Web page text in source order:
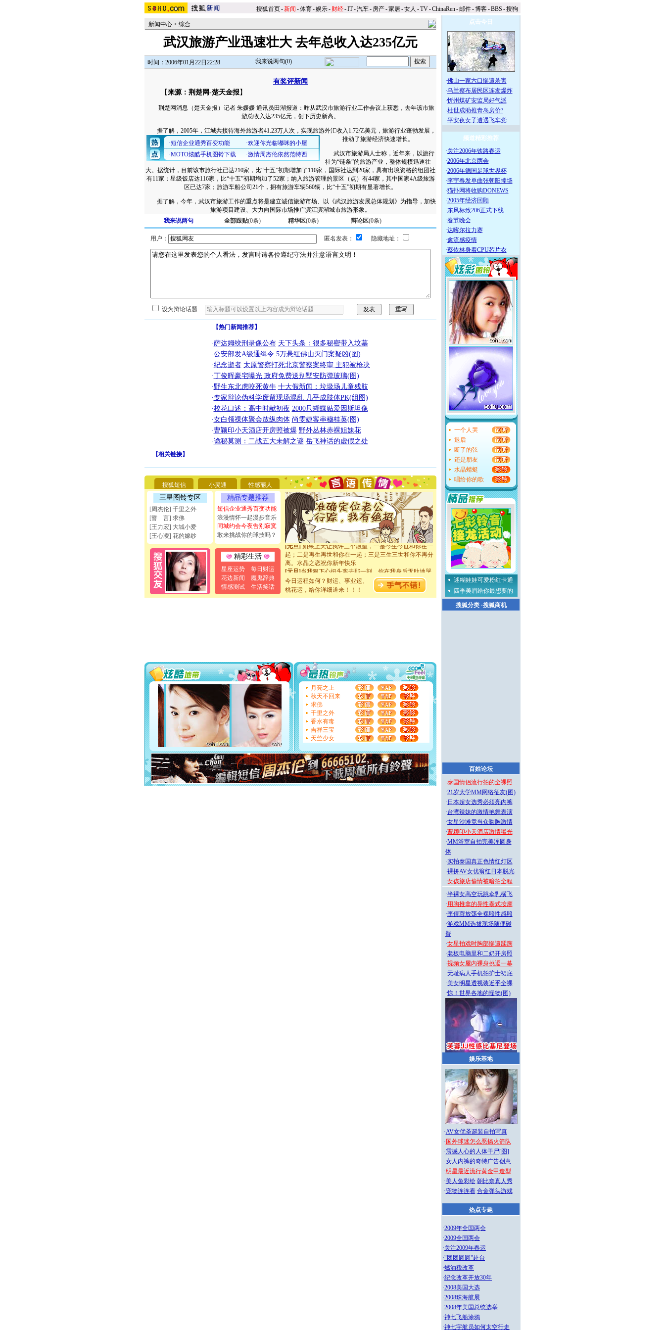
搜狐首页-新闻 -体育-娱乐- 财经-IT-汽车- 房产-家居-女人 -TV-ChinaRen-邮件-博客-BBS -搜狗
新闻中心 > 综合
武汉旅游产业迅速壮大 去年总收入达235亿元
时间：2006年01月22日22:28 我来说两句(0)
有奖评新闻
【来源：荆楚网-楚天金报】
荆楚网消息（楚天金报）记者 朱媛媛 通讯员田湖报道：昨从武汉市旅游行业工作会议上获悉，去年该市旅
游总收入达235亿元，创下历史新高。
据了解，2005年，江城共接待海外旅游者41.23万人次，实现旅游外汇收入1.72亿美元，旅游行业蓬勃发展，
推动了旅游经济快速增长。
武汉市旅游局人士称，近年来，以旅行
社为“链条”的旅游产业，整体规模迅速壮
大。据统计，目前该市旅行社已达210家，比“十五”初期增加了110家，国际社达到20家，具有出境资格的组团社
有11家；星级饭店达116家，比“十五”初期增加了52家；纳入旅游管理的景区（点）有44家，其中国家4A级旅游
区已达7家；旅游车船公司21个，拥有旅游车辆560辆，比“十五”初期有显著增长。
据了解，今年，武汉市旅游工作的重点将是建立诚信旅游市场、以《武汉旅游发展总体规划》为指导，加快
旅游项目建设、大力向国际市场推广滨江滨湖城市旅游形象。
我来说两句
全部跟贴(0条) 精华区(0条) 辩论区(0条)
用户： 匿名发表： 隐藏地址：
设为辩论话题
【热门新闻推荐】
·萨达姆绞刑录像公布 天下头条：很多秘密带入坟墓
·公安部发A级通缉令 5万悬红佛山灭门案疑凶(图)
·纪念逝者 太原警察打死北京警察案终审 主犯被枪决
·丁俊晖豪宅曝光 政府免费送别墅安防弹玻璃(图)
·野生东北虎咬死黄牛 十大假新闻：垃圾场儿童残肢
·专家辩论伪科学废留现场混乱 几乎成肢体PK(组图)
·校花口述：高中时献初夜 2000只蝴蝶贴爱因斯坦像
·女白领祼体聚会放纵肉体 尚雯婕客串穆桂英(图)
·曹颖印小天酒店开房照被爆 野外丛林赤裸姐妹花
·诡秘莫测：二战五大未解之谜 岳飞神话的虚假之处
【相关链接】
搜狐短信 小灵通 性感丽人
三星图铃专区
[周杰伦] 千里之外
[誓 言] 求佛
[王力宏] 大城小爱
[王心凌] 花的嫁纱
精品专题推荐
短信企业通秀百变功能
浪漫情怀一起漫步音乐
同城约会今夜告别寂寞
敢来挑战你的球技吗？
精彩生活
星座运势
每日财运
花边新闻
魔鬼辞典
情感测试
生活笑话
要平安！千万要知足！千万不要忘记我！
[圣诞节]不只这样的日子才会想起你,而是这样的日子才
能正大光明地骚扰你,告诉你,圣诞要快乐!新年要快乐!天
天都要快乐噢!
[圣诞节] 奉上一颗祝福的心,在这个特别的日子里,愿幸福,
如意,快乐,鲜花,一切美好的祝愿与你同在.圣诞快乐!
[元旦]看到你我会触电；看不到你我要充电；没有你我会
断电。爱你是我职业，想你是我事业，抱你是我特长，吻
你是我专业！水晶之恋祝你新年快乐
[元旦]如果上天让我许三个愿望，一是今生今世和你在一
起；二是再生再世和你在一起；三是三生三世和你不再分
离。水晶之恋祝你新年快乐
[元旦] 当我狠下心扭头离去那一刻，你在我身后无助地哭
泣，这痛楚让我明白我多么爱你。我转身抱住你：这猪不
卖了。水晶之恋祝你新年快乐。
[春节]风柔雨润好月圆，半岛铁盒伴身边，每日尽显开心
[圣诞节]不只这样的日子才会想起你,而是这样的日子才
能正大光明地骚扰你,告诉你,圣诞要快乐!新年要快乐!天
天都要快乐噢!
[圣诞节]奉上一颗祝福的心,在这个特别的日子里,愿幸福,
如意,快乐,鲜花,一切美好的祝愿与你同在.圣诞快乐!
[元旦]
看到你我会触电；看不到你我要充电；没有你我会
断电。爱你是我职业，想你是我事业，抱你是我特长，吻
你是我专业！水晶之恋祝你新年快乐
[元旦]
如果上天让我许三个愿望，一是今生今世和你在一
起；二是再生再世和你在一起；三是三生三世和你不再分
离。水晶之恋祝你新年快乐
[元旦]当我狠下心扭头离去那一刻，你在我身后无助地哭
泣，这痛楚让我明白我多么爱你。我转身抱住你：这猪不
卖了。水晶之恋祝你新年快乐。
[春节]风柔雨润好月圆，半岛铁盒伴身边，每日尽显开心
今日运程如何？财运、事业运、
桃花运，给你详细道来！！！
月亮之上
秋天不回来
求佛
千里之外
香水有毒
吉祥三宝
天竺少女
点击今日
·佛山一家六口惨遭杀害
·乌兰察布居民区连发爆炸
·忻州煤矿安监局好气派
·杜世成助推青岛房价?
·平安夜女子遭遇飞车党
频道精彩推荐
·关注2006年铁路春运
·2006年北京两会
·2006年德国足球世界杯
·李宇春发单曲张朝阳捧场
·猫扑网将收购DONEWS
·2005年经济回顾
·东风标致206正式下线
·春节晚会
·达喀尔拉力赛
·禽流感疫情
·蔡依林身着CPU芯片衣
一个人哭
退后
断了的弦
还是朋友
水晶蜻蜓
唱给你的歌
迷糊娃娃可爱粉红卡通
四季美眉给你最想要的
搜狐分类·搜狐商机
百姓论坛
·泰国情侣流行拍的全裸照
·21岁大学MM网络征友(图)
· 日本超女选秀必须亮内裤
·台湾辣妹的激情艳舞表演
·女星沙滩竟当众吻胸激情
·曹颖印小天酒店激情曝光
·MM浴室自拍完美浑圆身
体
·实拍泰国真正色情红灯区
·裸拼AV女优翁红日本脱光
·女孩旅店偷情被暗拍全程
·半裸女高空玩跳伞乳横飞
·用胸推拿的异性泰式按摩
·李倩蓉放荡全裸照性感照
·游戏MM选拔现场随便碰
臀
·女星拍戏时胸部惨遭蹂躏
·老板电脑里和二奶开房照
·视频女屋内裸身挑逗一幕
·无耻病人手机拍护士裙底
·美女明星透视装近乎全裸
·惊！世界各地的怪物(图)
娱乐基地
·AV女优圣诞装自拍写真
· 国外球迷怎么恶搞火箭队
·震撼人心的人体干尸[图]
·女人内裤的奇特广告创意
·明星最近流行黄金甲造型
·美人鱼彩绘 朝比奈真人秀
·宠物连连看 合金弹头游戏
热点专题
·2009年全国两会
·2009全国两会
·关注2009年春运
·"团团圆圆"赴台
·燃油税改革
·纪念改革开放30年
·2008美国大选
·2008珠海航展
·2008年美国总统选举
·神七飞船涂鸦
·神七宇航员如何太空行走